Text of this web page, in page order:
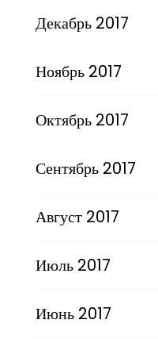
Декабрь 2017
Ноябрь 2017
Октябрь 2017
Сентябрь 2017
Август 2017
Июль 2017
Июнь 2017